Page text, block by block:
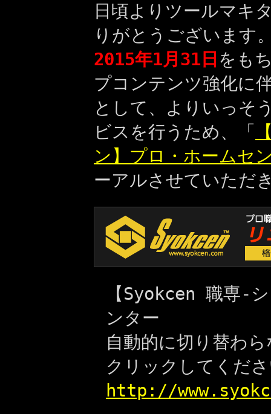
日頃よりツールマキ
りがとうございます
2015年1月31日 をも
プコンテンツ強化に
として、よりいっそ
ビスを行うため、「
ン】プロ・ホームセ
ーアルさせていただ
【Syokcen 職専-
ンター
自動的に切り替わ
クリックしてくだ
http://